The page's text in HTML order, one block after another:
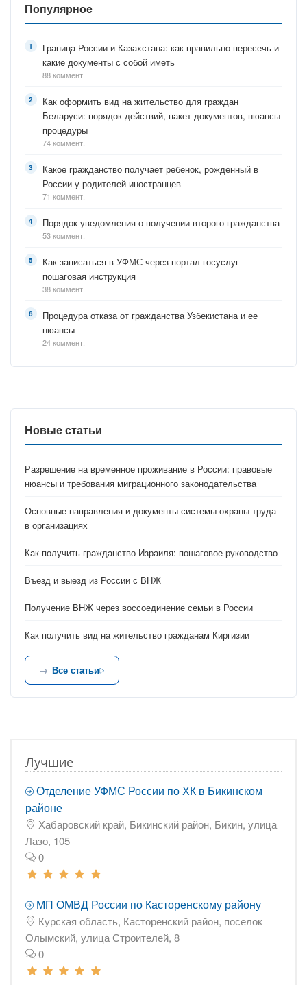
Популярное
Граница России и Казахстана: как правильно пересечь и
какие документы с собой иметь
88 коммент.
Как оформить вид на жительство для граждан
Беларуси: порядок действий, пакет документов, нюансы
процедуры
74 коммент.
Какое гражданство получает ребенок, рожденный в
России у родителей иностранцев
71 коммент.
Порядок уведомления о получении второго гражданства
53 коммент.
Как записаться в УФМС через портал госуслуг -
пошаговая инструкция
38 коммент.
Процедура отказа от гражданства Узбекистана и ее
нюансы
24 коммент.
Новые статьи
Разрешение на временное проживание в России: правовые
нюансы и требования миграционного законодательства
Основные направления и документы системы охраны труда
в организациях
Как получить гражданство Израиля: пошаговое руководство
Въезд и выезд из России с ВНЖ
Получение ВНЖ через воссоединение семьи в России
Как получить вид на жительство гражданам Киргизии
Все статьи
Лучшие
Отделение УФМС России по ХК в Бикинском
районе
Хабаровский край, Бикинский район, Бикин, улица
Лазо, 105
0
МП ОМВД России по Касторенскому району
Курская область, Касторенский район, поселок
Олымский, улица Строителей, 8
0